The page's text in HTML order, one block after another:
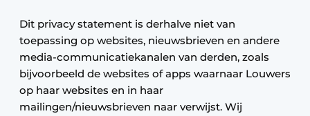
Dit privacy statement is derhalve niet van
toepassing op websites, nieuwsbrieven en andere
media-communicatiekanalen van derden, zoals
bijvoorbeeld de websites of apps waarnaar Louwers
op haar websites en in haar
mailingen/nieuwsbrieven naar verwijst. Wij